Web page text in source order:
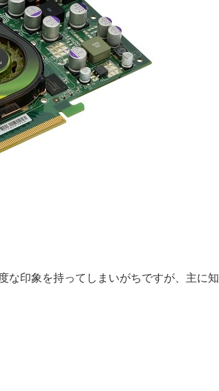
な印象を持ってしまいがちですが、主に知